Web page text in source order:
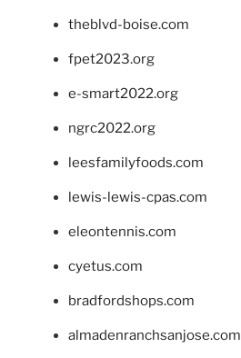
theblvd-boise.com
fpet2023.org
e-smart2022.org
ngrc2022.org
leesfamilyfoods.com
lewis-lewis-cpas.com
eleontennis.com
cyetus.com
bradfordshops.com
almadenranchsanjose.com